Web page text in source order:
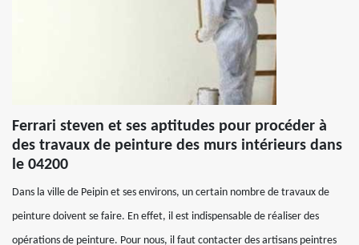
Ferrari steven et ses aptitudes pour procéder à
des travaux de peinture des murs intérieurs dans
le 04200
Dans la ville de Peipin et ses environs, un certain nombre de travaux de
peinture doivent se faire. En effet, il est indispensable de réaliser des
opérations de peinture. Pour nous, il faut contacter des artisans peintres